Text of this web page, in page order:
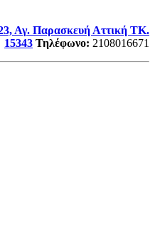
Αγ. Παρασκευή Αττική TK.
15343 Τηλέφωνο: 2108016671